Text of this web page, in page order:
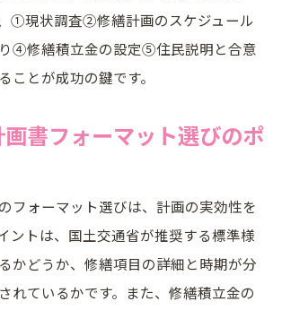
①現状調査②修繕計画のスケジュール
④修繕積立金の設定⑤住民説明と合意
ことが成功の鍵です。
書フォーマット選びのポ
フォーマット選びは、計画の実効性を
ントは、国土交通省が推奨する標準様
かどうか、修繕項目の詳細と時期が分
れているかです。また、修繕積立金の